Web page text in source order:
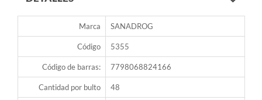
Marca SANADROG
Código 5355
Código de barras: 7798068824166
Cantidad por bulto 48